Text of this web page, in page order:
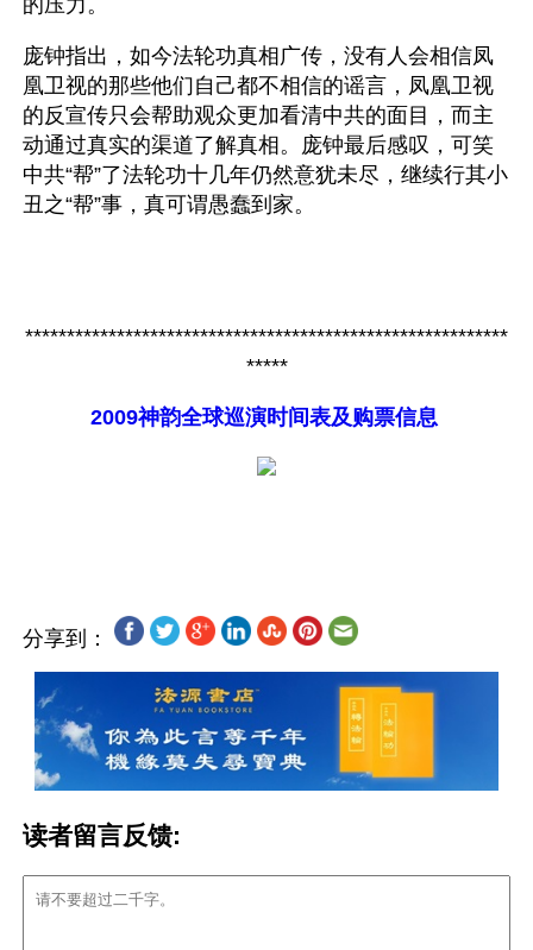
的压力。
庞钟指出，如今法轮功真相广传，没有人会相信凤
凰卫视的那些他们自己都不相信的谣言，凤凰卫视
的反宣传只会帮助观众更加看清中共的面目，而主
动通过真实的渠道了解真相。庞钟最后感叹，可笑
中共“帮”了法轮功十几年仍然意犹未尽，继续行其小
丑之“帮”事，真可谓愚蠢到家。
**********************************************************
*****
2009神韵全球巡演时间表及购票信息
分享到：
读者留言反馈: